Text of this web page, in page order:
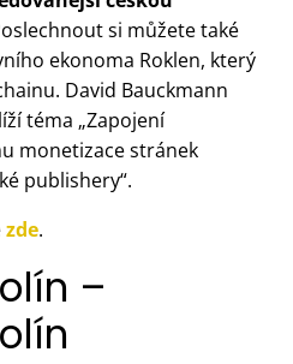
si můžete také
ekonoma Roklen, který
David Bauckmann
téma „Zapojení
monetizace stránek
publishery“.
zde.
–